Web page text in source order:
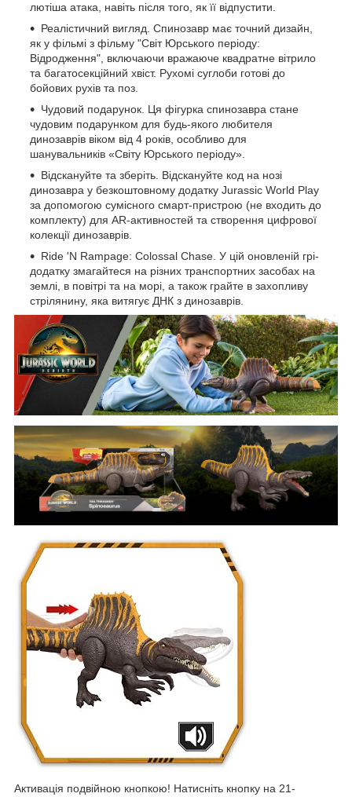
лютіша атака, навіть після того, як її відпустити.
Реалістичний вигляд. Спинозавр має точний дизайн,
як у фільмі з фільму "Світ Юрського періоду:
Відродження", включаючи вражаюче квадратне вітрило
та багатосекційний хвіст. Рухомі суглоби готові до
бойових рухів та поз.
Чудовий подарунок. Ця фігурка спинозавра стане
чудовим подарунком для будь-якого любителя
динозаврів віком від 4 років, особливо для
шанувальників «Світу Юрського періоду».
Відскануйте та зберіть. Відскануйте код на нозі
динозавра у безкоштовному додатку Jurassic World Play
за допомогою сумісного смарт-пристрою (не входить до
комплекту) для AR-активностей та створення цифрової
колекції динозаврів.
Ride 'N Rampage: Colossal Chase. У цій оновленій грі-
додатку змагайтеся на різних транспортних засобах на
землі, в повітрі та на морі, а також грайте в захопливу
стрілянину, яка витягує ДНК з динозаврів.
Активація подвійною кнопкою! Натисніть кнопку на 21-